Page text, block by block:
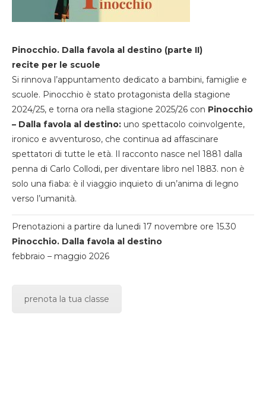
Pinocchio. Dalla favola al destino (parte II)
recite per le scuole
Si rinnova l’appuntamento dedicato a bambini, famiglie e
scuole. Pinocchio è stato protagonista della stagione
2024/25, e torna ora nella stagione 2025/26 con Pinocchio
– Dalla favola al destino: uno spettacolo coinvolgente,
ironico e avventuroso, che continua ad affascinare
spettatori di tutte le età. Il racconto nasce nel 1881 dalla
penna di Carlo Collodi, per diventare libro nel 1883. non è
solo una fiaba: è il viaggio inquieto di un’anima di legno
verso l’umanità.
Prenotazioni a partire da lunedi 17 novembre ore 15.30
Pinocchio. Dalla favola al destino
febbraio – maggio 2026
prenota la tua classe